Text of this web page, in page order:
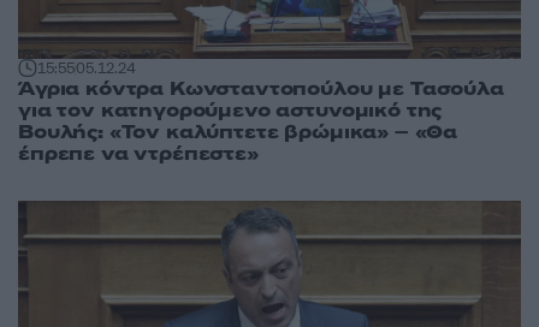
15:5505.12.24
Άγρια κόντρα Κωνσταντοπούλου με Τασούλα
για τον κατηγορούμενο αστυνομικό της
Βουλής: «Τον καλύπτετε βρώμικα» – «Θα
έπρεπε να ντρέπεστε»